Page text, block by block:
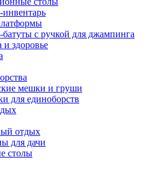
с ручкой для джампинга
и здоровье
мешки и груши
для единоборств
отдых
для дачи
столы